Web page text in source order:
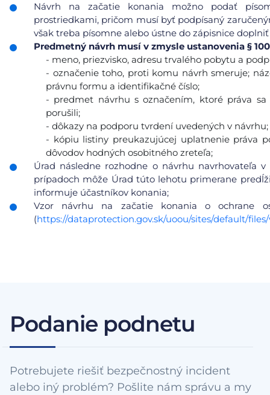
Návrh na začatie konania možno podať
prostriedkami, pričom musí byť podpísaný
však treba písomne alebo ústne do zápisnice
Predmetný návrh musí v zmysle ustanovenia §
- meno, priezvisko, adresu trvalého pobytu a
- označenie toho, proti komu návrh smeruje;
právnu formu a identifikačné číslo;
- predmet návrhu s označením, ktoré práva
porušili;
- dôkazy na podporu tvrdení uvedených v návrhu;
- kópiu listiny preukazujúcej uplatnenie práva
dôvodov hodných osobitného zreteľa;
Úrad následne rozhodne o návrhu navrhovateľa
prípadoch môže Úrad túto lehotu primerane
informuje účastníkov konania;
Vzor návrhu na začatie konania o ochrane
(https://dataprotection.gov.sk/uoou/sites/default/
Podanie podnetu
Potrebujete riešiť bezpečnostný incident
alebo iný problém? Pošlite nám správu a my